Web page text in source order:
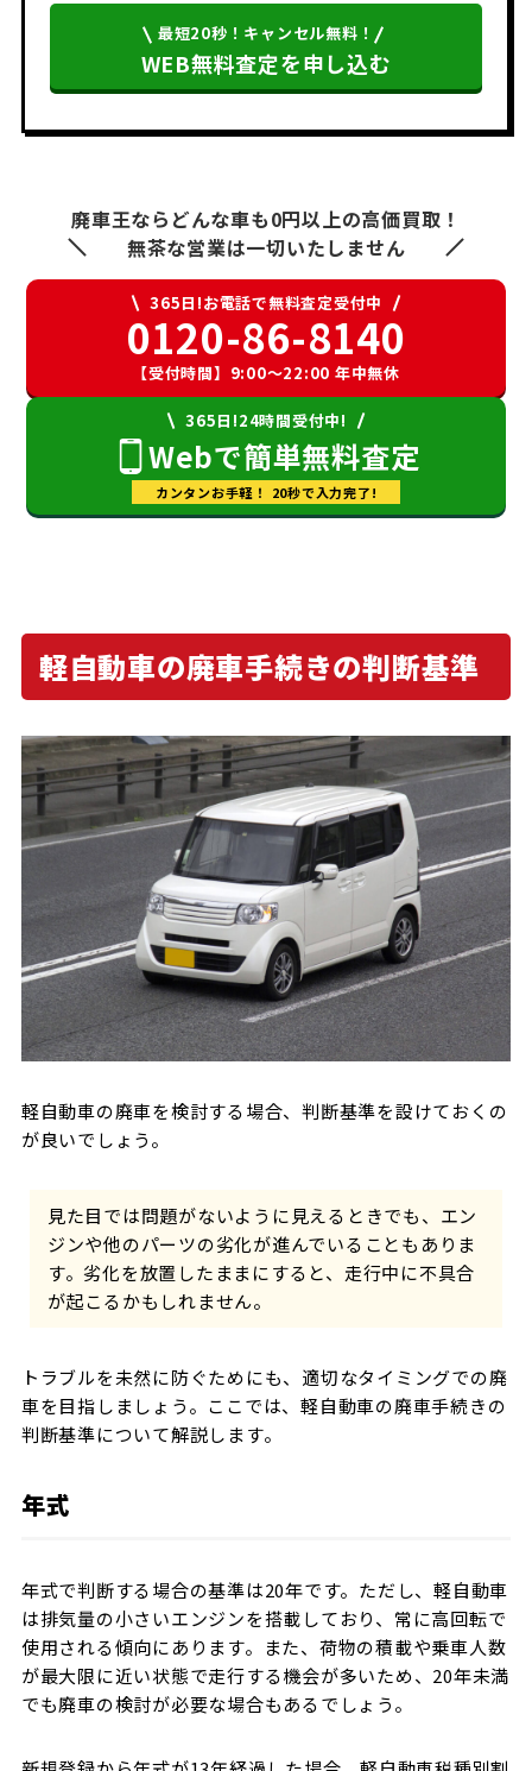
最短20秒！キャンセル無料！
WEB無料査定を申し込む
廃車王ならどんな車も0円以上の高価買取！
無茶な営業は一切いたしません
365日!お電話で無料査定受付中
0120-86-8140
【受付時間】9:00〜22:00 年中無休
365日!24時間受付中!
Webで簡単無料査定
カンタンお手軽！ 20秒で入力完了!
軽自動車の廃車手続きの判断基準
軽自動車の廃車を検討する場合、判断基準を設けておくの
が良いでしょう。
見た目では問題がないように見えるときでも、エン
ジンや他のパーツの劣化が進んでいることもありま
す。劣化を放置したままにすると、走行中に不具合
が起こるかもしれません。
トラブルを未然に防ぐためにも、適切なタイミングでの廃
車を目指しましょう。ここでは、軽自動車の廃車手続きの
判断基準について解説します。
年式
年式で判断する場合の基準は20年です。ただし、軽自動車
は排気量の小さいエンジンを搭載しており、常に高回転で
使用される傾向にあります。また、荷物の積載や乗車人数
が最大限に近い状態で走行する機会が多いため、20年未満
でも廃車の検討が必要な場合もあるでしょう。